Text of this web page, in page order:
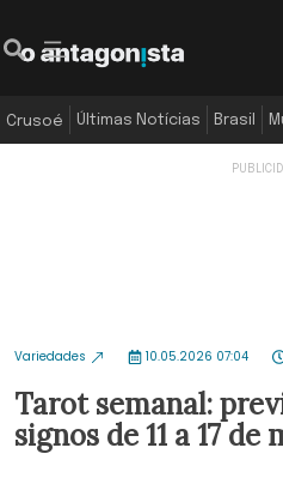
Crusoé Últimas Notícias Brasil
Variedades 10.05.2026 07:04
Tarot semanal:
signos de 11 a 17 de